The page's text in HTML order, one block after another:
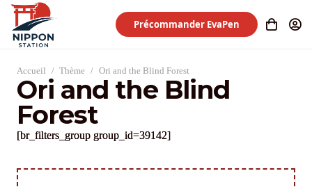
Précommander EvaPen
Accueil / Thème / Ori and the Blind Forest
Ori and the Blind
Forest
[br_filters_group group_id=39142]